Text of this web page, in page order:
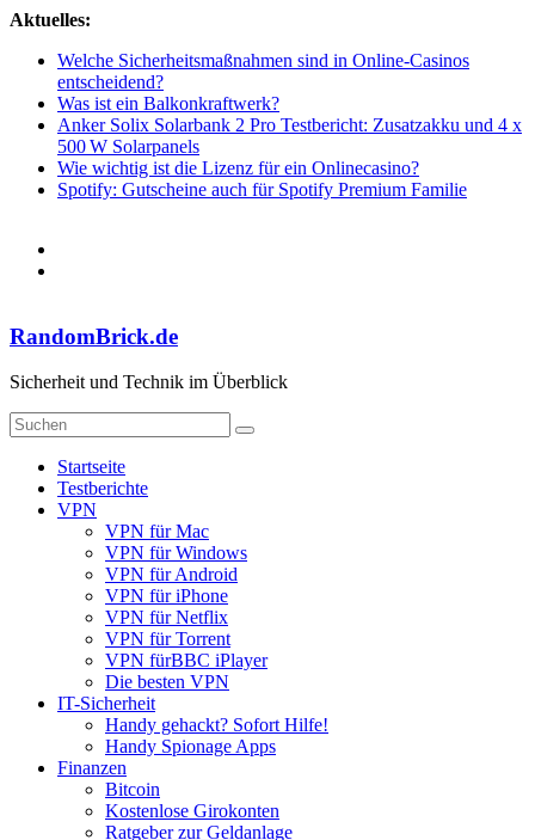
Zum
springen
Aktuelles:
Welche Sicherheitsmaßnahmen sind in Online-Casinos
entscheidend?
Was ist ein Balkonkraftwerk?
Anker Solix Solarbank 2 Pro Testbericht: Zusatzakku und 4 x
500 W Solarpanels
Wie wichtig ist die Lizenz für ein Onlinecasino?
Spotify: Gutscheine auch für Spotify Premium Familie
RandomBrick.de
Sicherheit und Technik im Überblick
Startseite
Testberichte
VPN
VPN für Mac
VPN für Windows
VPN für Android
VPN für iPhone
VPN für Netflix
VPN für Torrent
VPN fürBBC iPlayer
Die besten VPN
IT-Sicherheit
Handy gehackt? Sofort Hilfe!
Handy Spionage Apps
Finanzen
Bitcoin
Kostenlose Girokonten
Ratgeber zur Geldanlage